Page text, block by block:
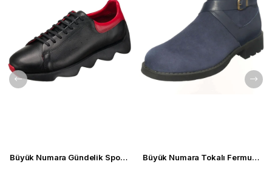
Büyük Numara Gündelik Spor Ayakkabı - STQUEEN Siyah Kırmızı Büyük Numara Tokalı Fermuarlı Bot CS623 Lacivert